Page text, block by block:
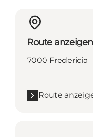
Route anzeigen
7000 Fredericia
Route